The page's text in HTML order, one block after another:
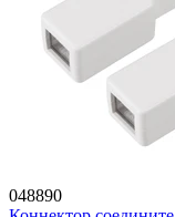
048890